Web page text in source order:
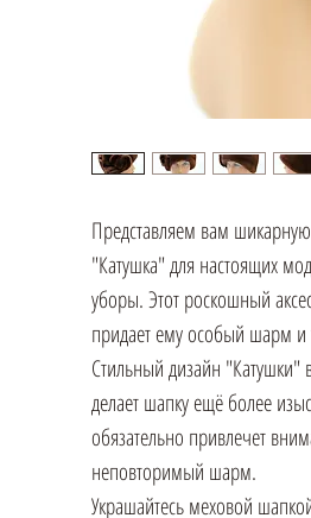
Представляем вам
"Катушка" для настоящих
уборы. Этот роскошный
придает ему особый шарм и
Стильный дизайн "Катушки"
делает шапку ещё более
обязательно привлечет
неповторимый шарм.
Украшайтесь меховой